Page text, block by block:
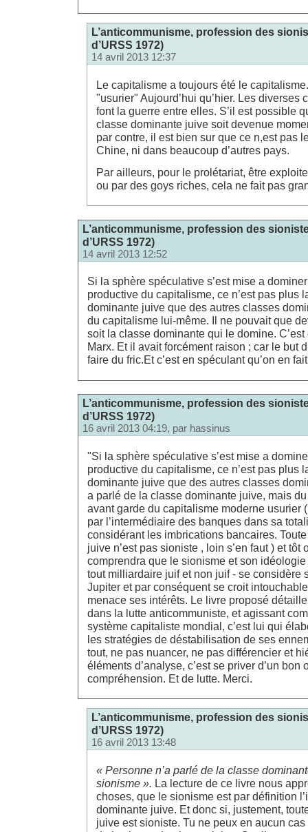
L’anticommunisme, profession des
d’URSS 1972)
14 avril 2013 12:37
Le capitalisme a toujours été le
"usurier" Aujourd’hui qu’hier. Les diverses
font la guerre entre elles. S’il est possible
classe dominante juive soit devenue
par contre, il est bien sur que ce n,est pas
Chine, ni dans beaucoup d’autres pays.
Par ailleurs, pour le prolétariat, être
ou par des goys riches, cela ne fait pas
L’anticommunisme, profession des
d’URSS 1972)
14 avril 2013 12:52
Si la sphère spéculative s’est mise a
productive du capitalisme, ce n’est pas plus
dominante juive que des autres classes
du capitalisme lui-même. Il ne pouvait que
soit la classe dominante qui le domine. C’est
Marx. Et il avait forcément raison ; car le but
faire du fric.Et c’est en spéculant qu’on en
L’anticommunisme, profession des
d’URSS 1972)
16 avril 2013 04:19, par hassinus
"Si la sphère spéculative s’est mise a
productive du capitalisme, ce n’est pas plus
dominante juive que des autres classes
a parlé de la classe dominante juive, mais
avant garde du capitalisme moderne usurier
par l’intermédiaire des banques dans sa
considérant les imbrications bancaires.
juive n’est pas sioniste , loin s’en faut ) et tôt
comprendra que le sionisme et son
tout milliardaire juif et non juif - se considère
Jupiter et par conséquent se croit
menace ses intérêts. Le livre proposé
dans la lutte anticommuniste, et agissant
système capitaliste mondial, c’est lui qui
les stratégies de déstabilisation de ses
tout, ne pas nuancer, ne pas différencier et
éléments d’analyse, c’est se priver d’un bon
compréhension. Et de lutte. Merci.
L’anticommunisme, profession des
d’URSS 1972)
16 avril 2013 13:48
« Personne n’a parlé de la classe
sionisme ». La lecture de ce livre nous
choses, que le sionisme est par définition
dominante juive. Et donc si, justement,
juive est sioniste. Tu ne peux en aucun